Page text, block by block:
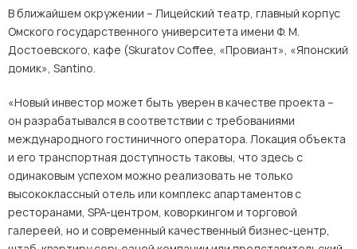
В ближайшем окружении – Лицейский театр, главный корпус
Омского государственного университета имени Ф. М.
Достоевского, кафе (Skuratov Coffee, «Провиант», «Японский
домик», Santino.
«Новый инвестор может быть уверен в качестве проекта –
он разрабатывался в соответствии с требованиями
международного гостиничного оператора. Локация объекта
и его транспортная доступность таковы, что здесь с
одинаковым успехом можно реализовать не только
высококлассный отель или комплекс апартаментов с
ресторанами, SPA-центром, коворкингом и торговой
галереей, но и современный качественный бизнес-центр,